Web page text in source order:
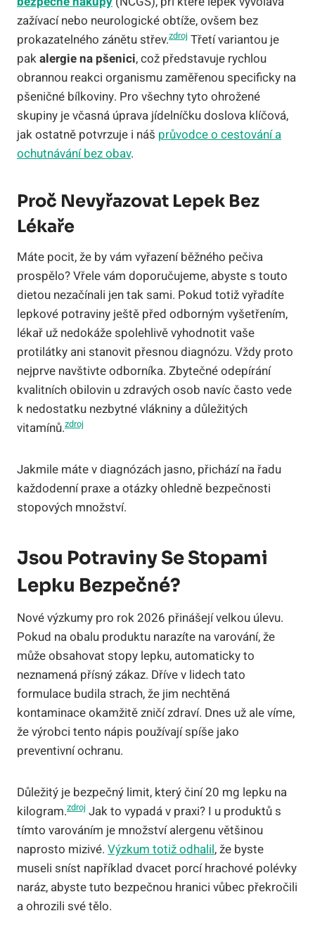
zažívací nebo neurologické obtíže, ovšem bez
prokazatelného zánětu střev.zdroj Třetí variantou je
pakalergie na pšenici, což představuje rychlou
obrannou reakci organismu zaměřenou specificky na
pšeničné bílkoviny. Pro všechny tyto ohrožené
skupiny je včasná úprava jídelníčku doslova klíčová,
jak ostatně potvrzuje i náš průvodce o cestování a
ochutnávání bez obav.
Proč Nevyřazovat Lepek Bez
Lékaře
Máte pocit, že by vám vyřazení běžného pečiva
prospělo? Vřele vám doporučujeme, abyste s touto
dietou nezačínali jen tak sami. Pokud totiž vyřadíte
lepkové potraviny ještě před odborným vyšetřením,
lékař už nedokáže spolehlivě vyhodnotit vaše
protilátky ani stanovit přesnou diagnózu. Vždy proto
nejprve navštivte odborníka. Zbytečné odepírání
kvalitních obilovin u zdravých osob navíc často vede
k nedostatku nezbytné vlákniny a důležitých
vitamínů.zdroj
Jakmile máte v diagnózách jasno, přichází na řadu
každodenní praxe a otázky ohledně bezpečnosti
stopových množství.
Jsou Potraviny Se Stopami
Lepku Bezpečné?
Nové výzkumy pro rok 2026 přinášejí velkou úlevu.
Pokud na obalu produktu narazíte na varování, že
může obsahovat stopy lepku, automaticky to
neznamená přísný zákaz. Dříve v lidech tato
formulace budila strach, že jim nechtěná
kontaminace okamžitě zničí zdraví. Dnes už ale víme,
že výrobci tento nápis používají spíše jako
preventivní ochranu.
Důležitý je bezpečný limit, který činí 20 mg lepku na
kilogram.zdroj Jak to vypadá v praxi? I u produktů s
tímto varováním je množství alergenu většinou
naprosto mizivé. Výzkum totiž odhalil, že byste
museli sníst například dvacet porcí hrachové polévky
naráz, abyste tuto bezpečnou hranici vůbec překročili
a ohrozili své tělo.